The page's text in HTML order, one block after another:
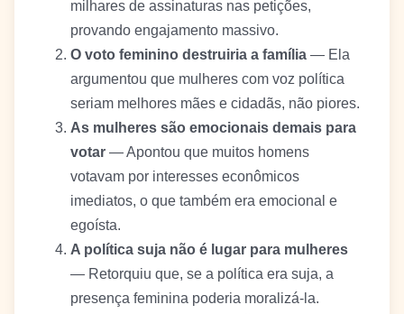
milhares de assinaturas nas petições,
provando engajamento massivo.
O voto feminino destruiria a família — Ela
argumentou que mulheres com voz política
seriam melhores mães e cidadãs, não piores.
As mulheres são emocionais demais para
votar — Apontou que muitos homens
votavam por interesses econômicos
imediatos, o que também era emocional e
egoísta.
A política suja não é lugar para mulheres
— Retorquiu que, se a política era suja, a
presença feminina poderia moralizá-la.